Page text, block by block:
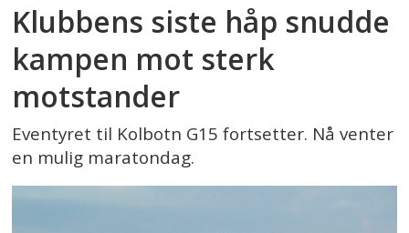
Klubbens siste håp snudde
kampen mot sterk
motstander
Eventyret til Kolbotn G15 fortsetter. Nå venter
en mulig maratondag.